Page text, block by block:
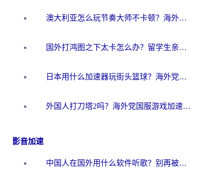
澳大利亚怎么玩节奏大师不卡顿？海外党国服游戏加速终极指南
国外打鸿图之下太卡怎么办？留学生亲测有效的国服游戏加速方案
日本用什么加速器玩街头篮球？海外党国服游戏不卡顿的终极攻略
外国人打刀塔2吗？海外党国服游戏加速避坑全攻略
影音加速
中国人在国外用什么软件听歌？别再被地域限制卡脖子，这篇教你轻松解锁国内音乐库